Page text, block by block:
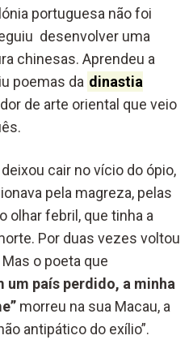
portuguesa não foi
desenvolver uma
chinesas. Aprendeu a
poemas da dinastia
de arte oriental que veio
cair no vício do ópio,
pela magreza, pelas
olhar febril, que tinha a
Por duas vezes voltou
o poeta que
um país perdido, a minha
morreu na sua Macau, a
antipático do exílio”.